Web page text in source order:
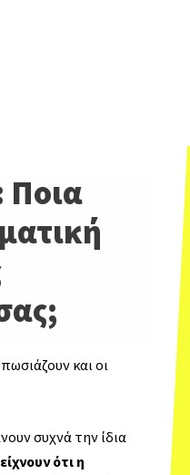
Ποια
και οι
συχνά την ίδια
ότι η